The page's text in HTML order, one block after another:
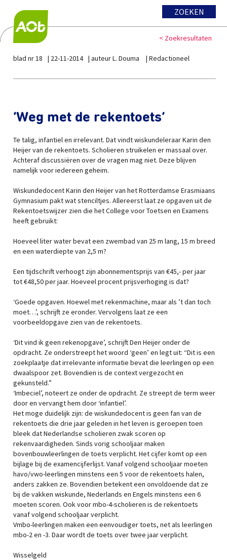
ZOEKEN
< Zoekresultaten
blad nr 18 22-11-2014 auteur L. Douma Redactioneel
‘Weg met de rekentoets’
Te talig, infantiel en irrelevant. Dat vindt wiskundeleraar Karin den
Heijer van de rekentoets. Scholieren struikelen er massaal over.
Achteraf discussiëren over de vragen mag niet. Deze blijven
namelijk voor iedereen geheim.
Wiskundedocent Karin den Heijer van het Rotterdamse Erasmiaans
Gymnasium pakt wat stenciltjes. Allereerst laat ze opgaven uit de
Rekentoetswijzer zien die het College voor Toetsen en Examens
heeft gebruikt:
Hoeveel liter water bevat een zwembad van 25 m lang, 15 m breed
en een waterdiepte van 2,5 m?
Een tijdschrift verhoogt zijn abonnementsprijs van €45,- per jaar
tot €48,50 per jaar. Hoeveel procent prijsverhoging is dat?
‘Goede opgaven. Hoewel met rekenmachine, maar als ’t dan toch
moet…’, schrijft ze eronder. Vervolgens laat ze een
voorbeeldopgave zien van de rekentoets.
‘Dit vind ik geen rekenopgave’, schrijft Den Heijer onder de
opdracht. Ze onderstreept het woord ‘geen’ en legt uit: “Dit is een
zoekplaatje dat irrelevante informatie bevat die leerlingen op een
dwaalspoor zet. Bovendien is de context vergezocht en
gekunsteld.”
‘Imbeciel’, noteert ze onder de opdracht. Ze streept de term weer
door en vervangt hem door ‘infantiel’.
Het moge duidelijk zijn: de wiskundedocent is geen fan van de
rekentoets die drie jaar geleden in het leven is geroepen toen
bleek dat Nederlandse scholieren zwak scoren op
rekenvaardigheden. Sinds vorig schooljaar maken
bovenbouwleerlingen de toets verplicht. Het cijfer komt op een
bijlage bij de examencijferlijst. Vanaf volgend schooljaar moeten
havo/vwo-leerlingen minstens een 5 voor de rekentoets halen,
anders zakken ze. Bovendien betekent een onvoldoende dat ze
bij de vakken wiskunde, Nederlands en Engels minstens een 6
moeten scoren. Ook voor mbo-4-scholieren is de rekentoets
vanaf volgend schooljaar verplicht.
Vmbo-leerlingen maken een eenvoudiger toets, net als leerlingen
mbo-2 en -3. Daar wordt de toets over twee jaar verplicht.
Wisselgeld